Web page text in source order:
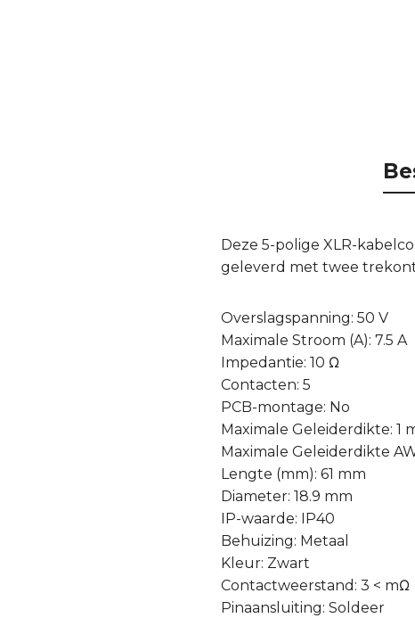
Deze 5-polige XLR-
geleverd met twee
Overslagspanning: 50 V
Maximale Stroom (A): 7.5 A
Impedantie: 10 Ω
Contacten: 5
PCB-montage: No
Maximale Geleiderdikte: 1
Maximale Geleiderdikte
Lengte (mm): 61 mm
Diameter: 18.9 mm
IP-waarde: IP40
Behuizing: Metaal
Kleur: Zwart
Contactweerstand: 3 < mΩ
Pinaansluiting: Soldeer